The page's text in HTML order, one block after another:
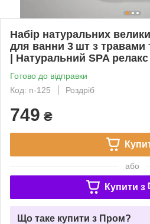
Набір натуральних
для ванни 3 шт з
| Натуральний SPA релакс
Готово до відправки
Код: п-125
Роздріб
749 ₴
або
Купити з
Що таке купити з Пром?